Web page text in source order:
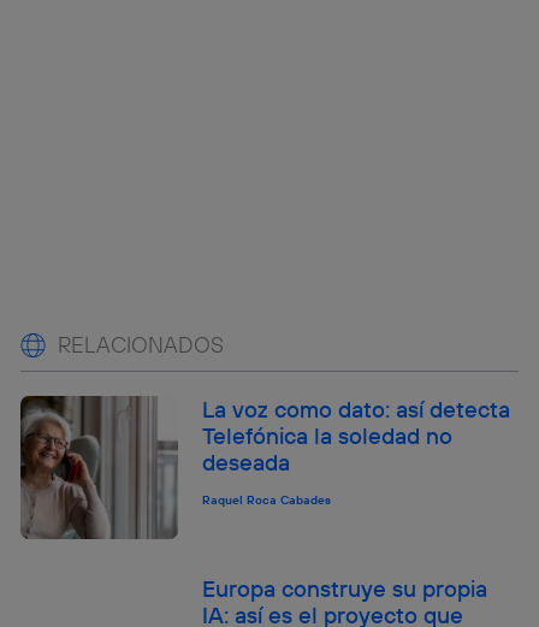
RELACIONADOS
La voz como dato: así detecta
Telefónica la soledad no
deseada
Raquel Roca Cabades
Europa construye su propia
IA: así es el proyecto que